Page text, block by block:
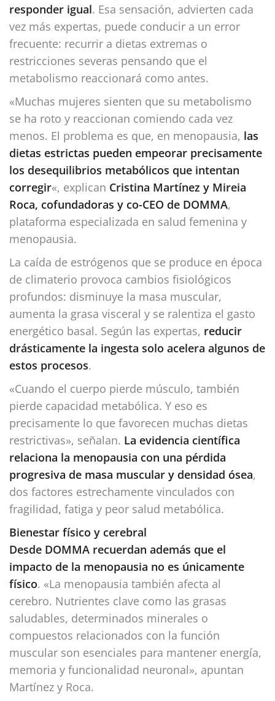
responder igual. Esa sensación, advierten cada
vez más expertas, puede conducir a un error
frecuente: recurrir a dietas extremas o
restricciones severas pensando que el
metabolismo reaccionará como antes.
«Muchas mujeres sienten que su metabolismo
se ha roto y reaccionan comiendo cada vez
menos. El problema es que, en menopausia, las
dietas estrictas pueden empeorar precisamente
los desequilibrios metabólicos que intentan
corregir«, explican Cristina Martínez y Mireia
Roca, cofundadoras y co-CEO de DOMMA,
plataforma especializada en salud femenina y
menopausia.
La caída de estrógenos que se produce en época
de climaterio provoca cambios fisiológicos
profundos: disminuye la masa muscular,
aumenta la grasa visceral y se ralentiza el gasto
energético basal. Según las expertas, reducir
drásticamente la ingesta solo acelera algunos de
estos procesos.
«Cuando el cuerpo pierde músculo, también
pierde capacidad metabólica. Y eso es
precisamente lo que favorecen muchas dietas
restrictivas», señalan. La evidencia científica
relaciona la menopausia con una pérdida
progresiva de masa muscular y densidad ósea,
dos factores estrechamente vinculados con
fragilidad, fatiga y peor salud metabólica.
Bienestar físico y cerebral
Desde DOMMA recuerdan además que el
impacto de la menopausia no es únicamente
físico. «La menopausia también afecta al
cerebro. Nutrientes clave como las grasas
saludables, determinados minerales o
compuestos relacionados con la función
muscular son esenciales para mantener energía,
memoria y funcionalidad neuronal», apuntan
Martínez y Roca.